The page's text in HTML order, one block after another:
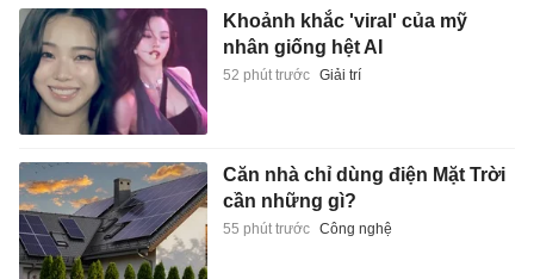
Khoảnh khắc 'viral' của mỹ
nhân giống hệt AI
52 phút trước Giải trí
Căn nhà chỉ dùng điện Mặt Trời
cần những gì?
55 phút trước Công nghệ